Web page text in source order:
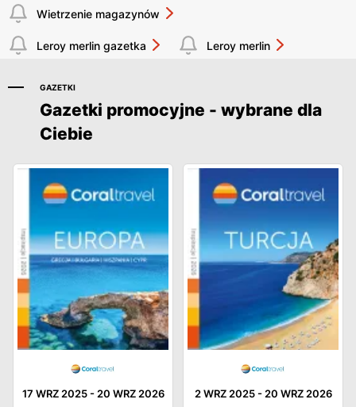
Wietrzenie magazynów
Leroy merlin gazetka Leroy merlin
GAZETKI
Gazetki promocyjne - wybrane dla
Ciebie
17 WRZ 2025-20 WRZ 2026 2 WRZ 2025-20 WRZ 2026